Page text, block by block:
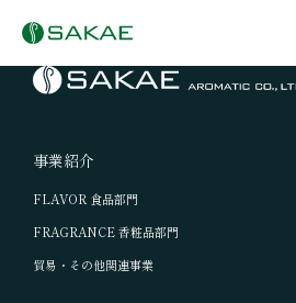
事業紹介
FLAVOR 食品部門
FRAGRANCE 香粧品部門
貿易・その他関連事業